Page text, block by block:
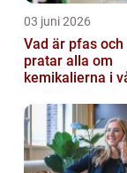
03 juni 2026
Vad är pfas
pratar alla om
kemikalierna i